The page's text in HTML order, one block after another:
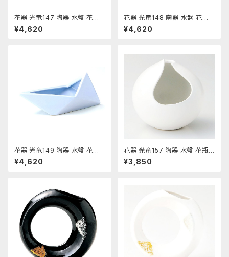
花器 光竜147 陶器 水盤 花瓶
コンポーネント フラワーベース
¥4,620
花器 光竜148 陶器 水盤 花瓶
コンポーネント フラワーベース
¥4,620
花器 光竜149 陶器 水盤 花瓶
コンポーネント フラワーベース
¥4,620
花器 光竜157 陶器 水盤 花瓶
コンポーネント フラワーベース
¥3,850